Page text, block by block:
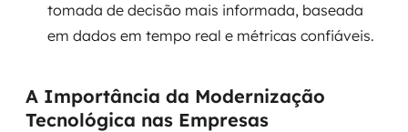
Escalar com segurança
DevSecOps
tomada de decisão mais informada, baseada
em dados em tempo real e métricas confiáveis.
A Importância da Modernização
Tecnológica nas Empresas